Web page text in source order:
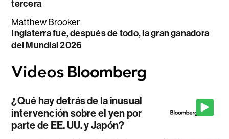
tercera
Matthew Brooker
Inglaterra fue, después de todo, la gran ganadora
del Mundial 2026
¿Qué hay detrás de la inusual
intervención sobre el yen por
parte de EE. UU. y Japón?